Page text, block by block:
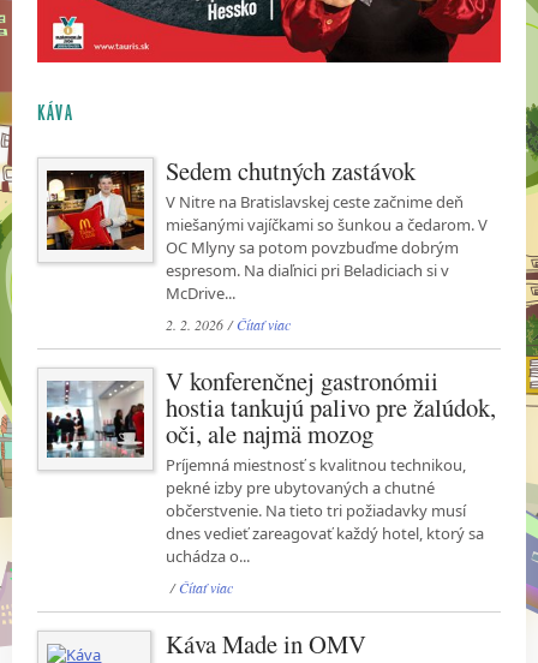
KÁVA
Sedem chutných zastávok
V Nitre na Bratislavskej ceste začnime deň
miešanými vajíčkami so šunkou a čedarom. V
OC Mlyny sa potom povzbuďme dobrým
espresom. Na diaľnici pri Beladiciach si v
McDrive...
2. 2. 2026 /Čítať viac
V konferenčnej gastronómii
hostia tankujú palivo pre žalúdok,
oči, ale najmä mozog
Príjemná miestnosť s kvalitnou technikou,
pekné izby pre ubytovaných a chutné
občerstvenie. Na tieto tri požiadavky musí
dnes vedieť zareagovať každý hotel, ktorý sa
uchádza o...
/Čítať viac
Káva Made in OMV